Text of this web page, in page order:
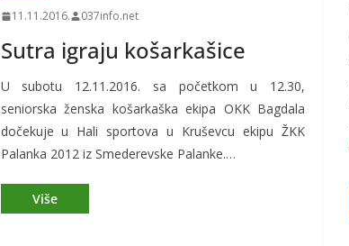
11.11.2016. 037info.net
Sutra igraju košarkašice
U subotu 12.11.2016. sa početkom u 12.30,
seniorska ženska košarkaška ekipa OKK Bagdala
dočekuje u Hali sportova u Kruševcu ekipu ŽKK
Palanka 2012 iz Smederevske Palanke.…